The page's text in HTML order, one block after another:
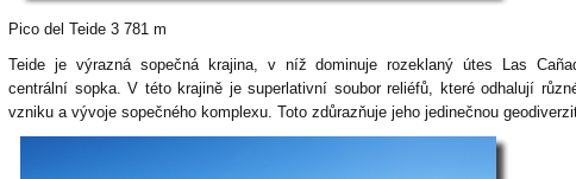
Pico del Teide 3 781 m
Teide je výrazná sopečná krajina, v níž dominuje rozeklaný útes Las
centrální sopka. V této krajině je superlativní soubor reliéfů, které odhalují
vzniku a vývoje sopečného komplexu. Toto zdůrazňuje jeho jedinečnou